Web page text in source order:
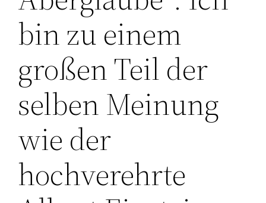
bin zu einem
großen Teil der
selben Meinung
wie der
hochverehrte